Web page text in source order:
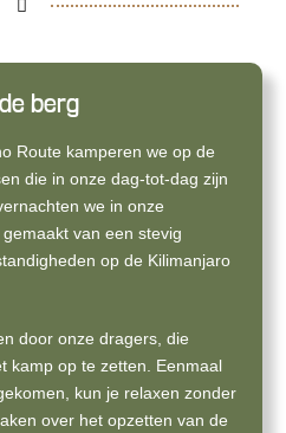
berg
Route kamperen we op de
die in onze dag-tot-dag zijn
we in onze
van een stevig
op de Kilimanjaro
door onze dragers, die
kamp op te zetten. Eenmaal
kun je relaxen zonder
over het opzetten van de